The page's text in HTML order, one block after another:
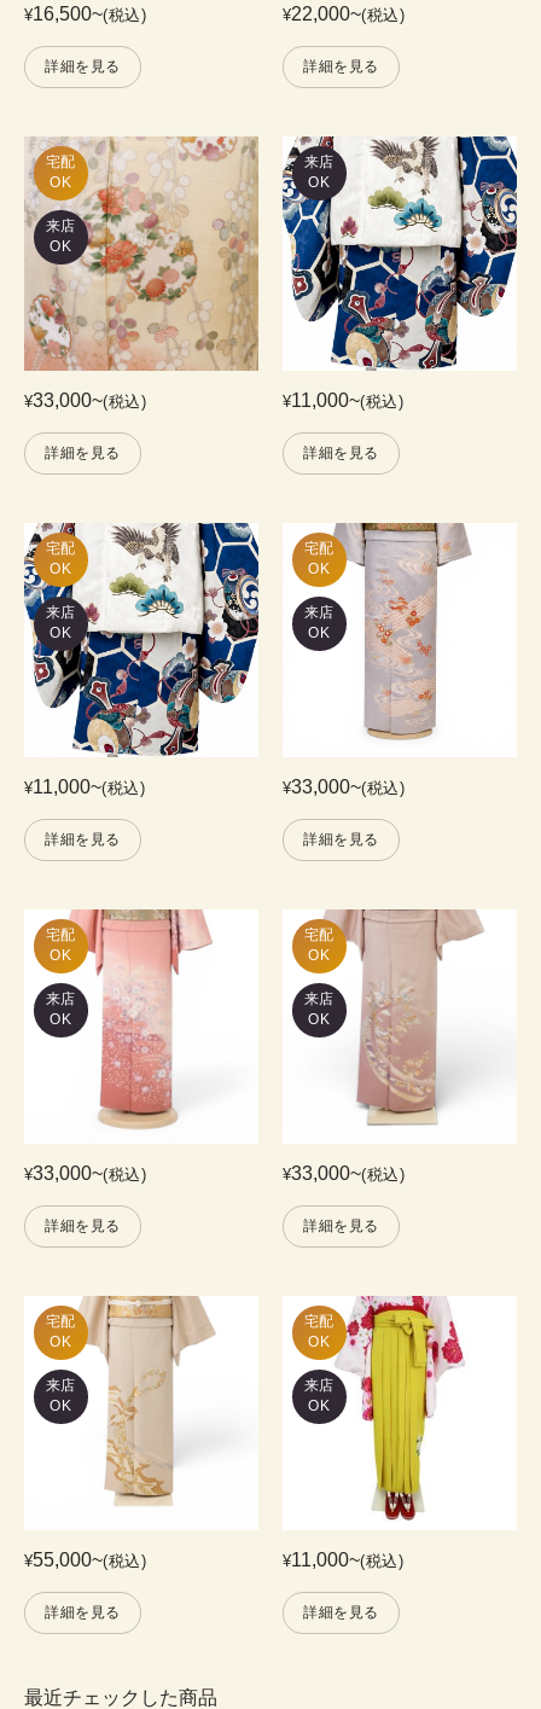
¥16,500~(税込)
詳細を見る
¥22,000~(税込)
詳細を見る
宅配
OK
来店
OK
¥33,000~(税込)
詳細を見る
来店
OK
¥11,000~(税込)
詳細を見る
宅配
OK
来店
OK
¥11,000~(税込)
詳細を見る
宅配
OK
来店
OK
¥33,000~(税込)
詳細を見る
宅配
OK
来店
OK
¥33,000~(税込)
詳細を見る
宅配
OK
来店
OK
¥33,000~(税込)
詳細を見る
宅配
OK
来店
OK
¥55,000~(税込)
詳細を見る
宅配
OK
来店
OK
¥11,000~(税込)
詳細を見る
最近チェックした商品